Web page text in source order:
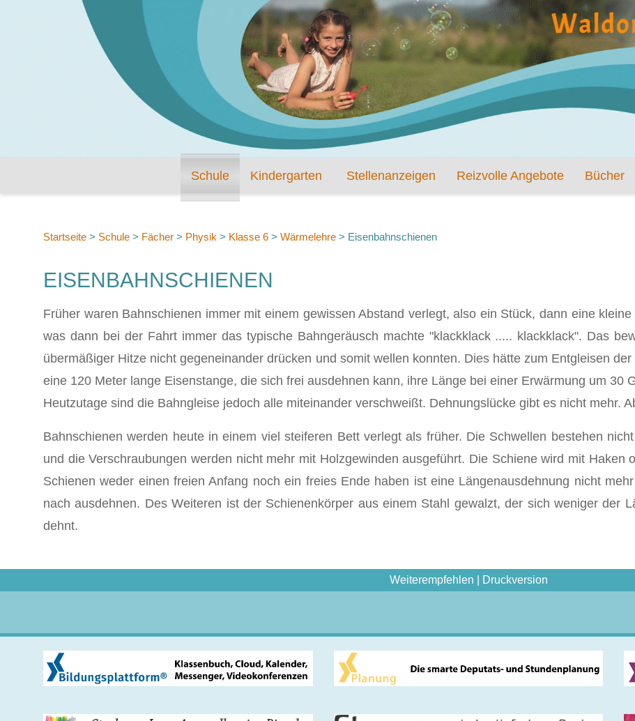
Schule Kindergarten Stellenanzeigen Reizvolle Angebote Bücher
Startseite > Schule > Fächer > Physik > Klasse 6 > Wärmelehre > Eisenbahnschienen
EISENBAHNSCHIENEN
Früher waren Bahnschienen immer mit einem gewissen Abstand verlegt, also ein Stück, dann eine
was dann bei der Fahrt immer das typische Bahngeräusch machte "klackklack ..... klackklack". Das
übermäßiger Hitze nicht gegeneinander drücken und somit wellen konnten. Dies hätte zum Entgleisen
eine 120 Meter lange Eisenstange, die sich frei ausdehnen kann, ihre Länge bei einer Erwärmung um 30
Heutzutage sind die Bahngleise jedoch alle miteinander verschweißt. Dehnungslücke gibt es nicht mehr.
Bahnschienen werden heute in einem viel steiferen Bett verlegt als früher. Die Schwellen bestehen
und die Verschraubungen werden nicht mehr mit Holzgewinden ausgeführt. Die Schiene wird mit Haken
Schienen weder einen freien Anfang noch ein freies Ende haben ist eine Längenausdehnung nicht
nach ausdehnen. Des Weiteren ist der Schienenkörper aus einem Stahl gewalzt, der sich weniger der
dehnt.
Weiterempfehlen Druckversion